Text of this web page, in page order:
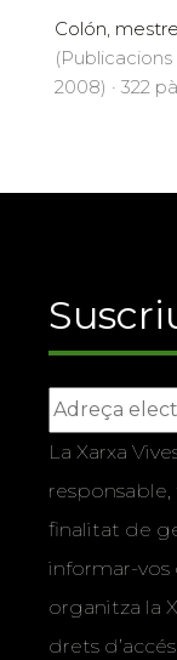
Colón,
2008) · 322
La Xarxa
responsable,
finalitat de
informar-vos
organitza la
drets